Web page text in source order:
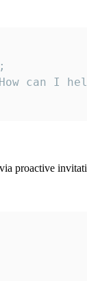
can I
proactive